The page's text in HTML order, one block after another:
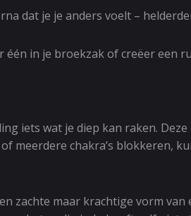
dat je je anders voelt –
in je broekzak of creëer een
iets wat je diep kan raken.
meerdere chakra’s blokkeren,
zachte maar krachtige vorm